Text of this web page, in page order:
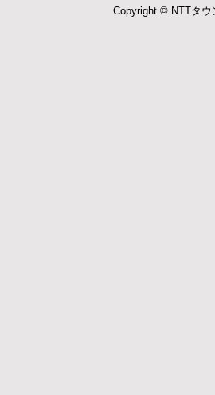
Copyright © NTTタウ